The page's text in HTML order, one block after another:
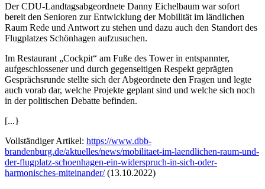
Der CDU-Landtagsabgeordnete Danny Eichelbaum war sofort
bereit den Senioren zur Entwicklung der Mobilität im ländlichen
Raum Rede und Antwort zu stehen und dazu auch den Standort des
Flugplatzes Schönhagen aufzusuchen.
Im Restaurant „Cockpit“ am Fuße des Tower in entspannter,
aufgeschlossener und durch gegenseitigen Respekt geprägten
Gesprächsrunde stellte sich der Abgeordnete den Fragen und legte
auch vorab dar, welche Projekte geplant sind und welche sich noch
in der politischen Debatte befinden.
[...}
Vollständiger Artikel: https://www.dbb-
brandenburg.de/aktuelles/news/mobilitaet-im-laendlichen-raum-und-
der-flugplatz-schoenhagen-ein-widerspruch-in-sich-oder-
harmonisches-miteinander/(13.10.2022)